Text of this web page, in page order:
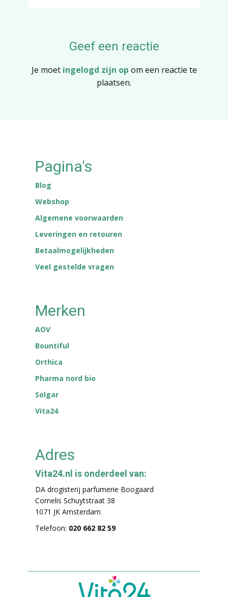
Geef een reactie
Je moet ingelogd zijn op om een reactie te
plaatsen.
Pagina's
Blog
Webshop
Algemene voorwaarden
Leveringen en retouren
Betaalmogelijkheden
Veel gestelde vragen
Merken
AOV
Bountiful
Orthica
Pharma nord bio
Solgar
Vita24
Adres
Vita24.nl is onderdeel van:
DA drogisterij parfumerie Boogaard
Cornelis Schuytstraat 38
1071 JK Amsterdam
Telefoon: 020 662 82 59